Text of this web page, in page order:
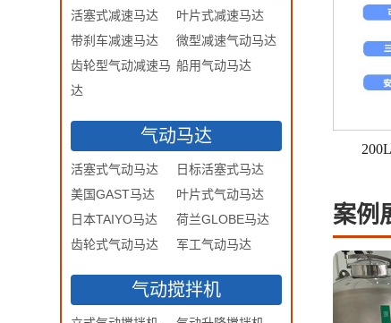
活塞式减速马达
叶片式减速马达
带刹车减速马达
微型减速气动马达
齿轮型气动减速马
达
船用气动马达
气动马达
活塞式气动马达
日标活塞式马达
美国GAST马达
叶片式气动马达
日本TAIYO马达
荷兰GLOBE马达
齿轮式气动马达
军工气动马达
气动搅拌机
案例